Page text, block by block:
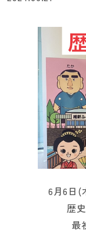
6月6日(
歴
最